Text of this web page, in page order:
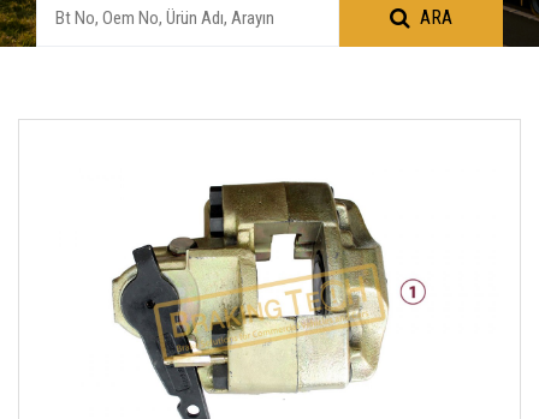
ARA